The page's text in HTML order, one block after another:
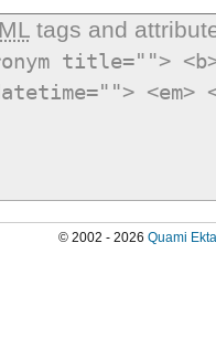
tags and
title="">
© 2002 - 2026 Quami